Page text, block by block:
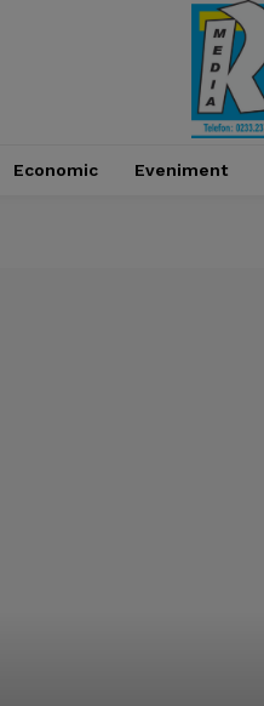
Economic Eveniment